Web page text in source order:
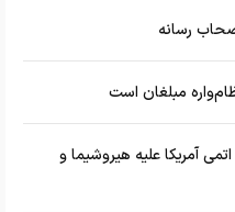
رسانه
مبلغان است
آمریکا علیه هیروشیما و